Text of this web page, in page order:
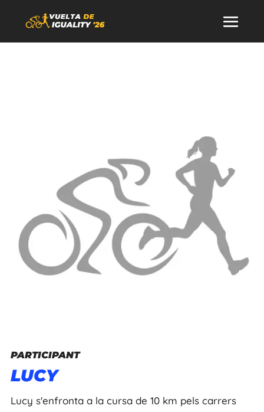
PARTICIPANT
LUCY
Lucy s'enfronta a la cursa de 10 km pels carrers